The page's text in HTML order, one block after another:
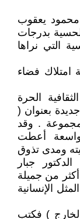
يعقوب
بدرجات
التي نراها
فضاء
الحرة
بعنوان (
. وقد
واسعة أعطت
ومدى تذوق
جبار
أكثر من جميلة
الإنسانية
) فكتب